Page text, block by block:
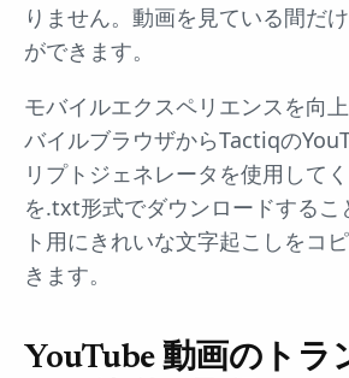
りません。動画を見ている間だ
ができます。
モバイルエクスペリエンスを向
バイルブラウザからTactiqの
リプトジェネレータを使用して
を.txt形式でダウンロードするこ
ト用にきれいな文字起こしをコ
きます。
YouTube 動画のトラ